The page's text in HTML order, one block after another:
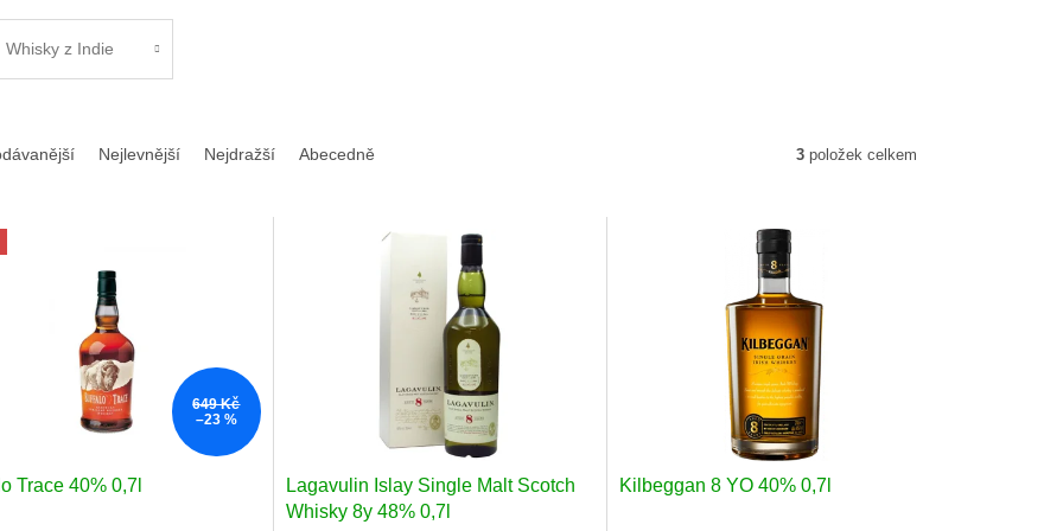
Whisky z Indie
Nejlevnější Nejdražší Abecedně 3 položek celkem
649 Kč
–23 %
Trace 40% 0,7l
Lagavulin Islay Single Malt Scotch
Whisky 8y 48% 0,7l
Kilbeggan 8 YO 40% 0,7l